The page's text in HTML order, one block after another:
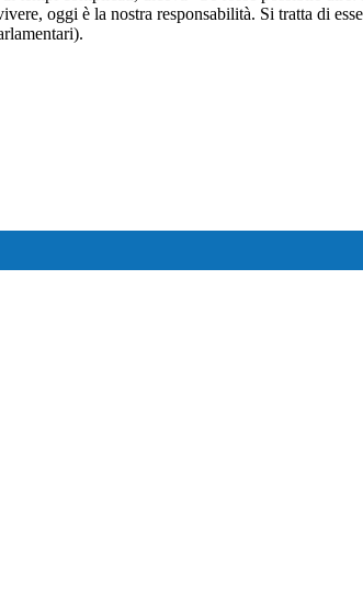
oggi è la nostra responsabilità. Si tratta di